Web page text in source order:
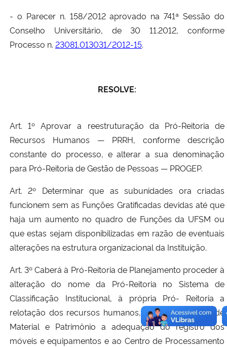
Banco Central do Brasil
- o Parecer n. 158/2012 aprovado na 741ª Sessão do
Conselho Universitário, de 30 11.2012, conforme
Processo n. 23081.013031/2012-15.
RESOLVE:
Art. 1º Aprovar a reestruturação da Pró-Reitoria de
Recursos Humanos — PRRH, conforme descrição
constante do processo, e alterar a sua denominação
para Pró-Reitoria de Gestão de Pessoas — PROGEP.
Art. 2º Determinar que as subunidades ora criadas
funcionem sem as Funções Gratificadas devidas até que
haja um aumento no quadro de Funções da UFSM ou
que estas sejam disponibilizadas em razão de eventuais
alterações na estrutura organizacional da Instituição.
Art. 3º Caberá à Pró-Reitoria de Planejamento proceder à
alteração do nome da Pró-Reitoria no Sistema de
Classificação Institucional, à própria Pró- Reitoria a
relotação dos recursos humanos, ao Departamento de
Material e Patrimônio a adequação do registro dos
móveis e equipamentos e ao Centro de Processamento